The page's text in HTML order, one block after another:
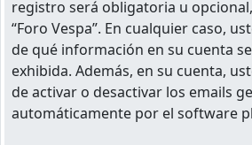
registro será obligatoria u
“Foro Vespa”. En cualquier caso,
de qué información en su cuenta
exhibida. Además, en su cuenta,
de activar o desactivar los emails
automáticamente por el software